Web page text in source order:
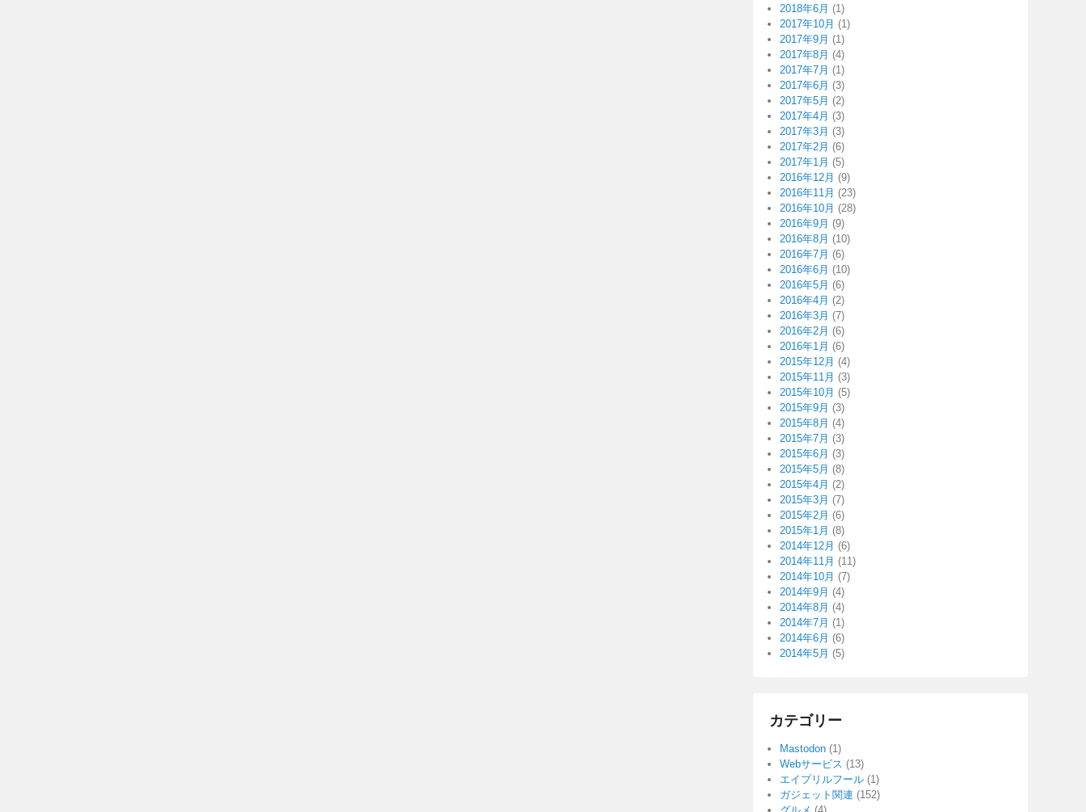
2018年6月 (1)
2017年10月 (1)
2017年9月 (1)
2017年8月 (4)
2017年7月 (1)
2017年6月 (3)
2017年5月 (2)
2017年4月 (3)
2017年3月 (3)
2017年2月 (6)
2017年1月 (5)
2016年12月 (9)
2016年11月 (23)
2016年10月 (28)
2016年9月 (9)
2016年8月 (10)
2016年7月 (6)
2016年6月 (10)
2016年5月 (6)
2016年4月 (2)
2016年3月 (7)
2016年2月 (6)
2016年1月 (6)
2015年12月 (4)
2015年11月 (3)
2015年10月 (5)
2015年9月 (3)
2015年8月 (4)
2015年7月 (3)
2015年6月 (3)
2015年5月 (8)
2015年4月 (2)
2015年3月 (7)
2015年2月 (6)
2015年1月 (8)
2014年12月 (6)
2014年11月 (11)
2014年10月 (7)
2014年9月 (4)
2014年8月 (4)
2014年7月 (1)
2014年6月 (6)
2014年5月 (5)
カテゴリー
Mastodon (1)
Webサービス (13)
エイプリルフール (1)
ガジェット関連 (152)